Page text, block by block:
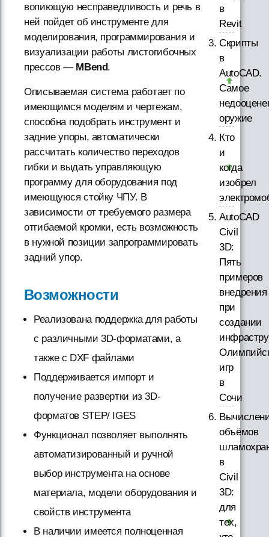
вопиющую несправедливость и речь в
ней пойдет об инструменте для
моделирования, программирования и
визуализации работы листогибочных
прессов — MBend.
Описываемая система работает по
имеющимся моделям и чертежам,
способна подобрать инструмент и
задние упоры, автоматически
рассчитать количество переходов
гибки и выдать управляющую
программу для оборудования под
имеющуюся стойку ЧПУ. В
зависимости от требуемого размера
отгибаемой кромки, есть возможность
в нужной позиции запрограммировать
задний упор.
Возможности
Реализована поддержка для работы
с различными 3D-форматами, а
также с DXF файлами
Поддерживается импорт и
получение развертки из 3D-
форматов STEP/ IGES
Функционал позволяет выполнять
автоматизированный и ручной
выбор инструмента на основе
материала, модели оборудования и
свойств инструмента
В наличии имеется полноценная
в
Revit
Скрипты
в
AutoCAD.
Самое
оружие
Кто
и
когда
изобрел
AutoCAD
Civil
3D:
Пять
примеров
внедрения
при
создании
игр
в
Сочи
объёмов
в
Civil
3D:
для
тех,